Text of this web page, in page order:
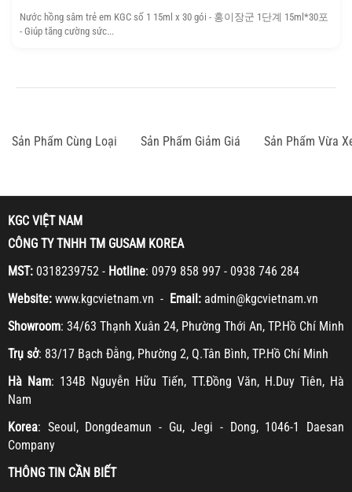
Nước hồng sâm trẻ em KGC số 1 15ml x 30 gói - 홍이장군 1단계 15ml*30포
- Giúp tăng cường sức...
Sản Phẩm Cùng Loại Sản Phẩm Giảm Giá Sản Phẩm Vừa
KGC VIỆT NAM
CÔNG TY TNHH TM GUSAM KOREA
MST: 0318239752 - Hotline: 0979 858 997 - 0938 746 284
Website: www.kgcvietnam.vn - Email: admin@kgcvietnam.vn
Showroom: 34/63 Thạnh Xuân 24, Phường Thới An, TP.Hồ Chí Minh
Trụ sở: 83/17 Bạch Đằng, Phường 2, Q.Tân Bình, TP.Hồ Chí Minh
Hà Nam: 134B Nguyễn Hữu Tiến, TT.Đồng Văn, H.Duy Tiên, Hà
Nam
Korea: Seoul, Dongdeamun - Gu, Jegi - Dong, 1046-1 Daesan
Company
THÔNG TIN CẦN BIẾT